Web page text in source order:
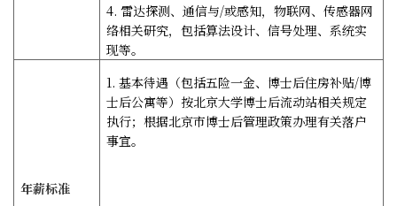
4.雷达探测、通信与/或感知，物联网、传感器网
络相关研究，包括算法设计、信号处理、系统实
现等。
年薪标准
1.基本待遇（包括五险一金、博士后住房补贴/博
士后公寓等）按北京大学博士后流动站相关规定
执行；根据北京市博士后管理政策办理有关落户
事宜。